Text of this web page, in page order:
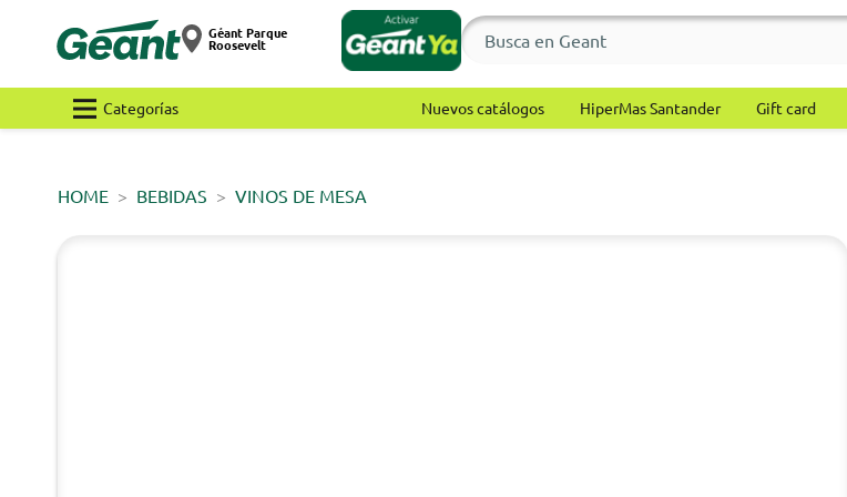
Géant Parque
Roosevelt
Categorías Nuevos catálogos HiperMas Santander Gift card
HOME BEBIDAS VINOS DE MESA